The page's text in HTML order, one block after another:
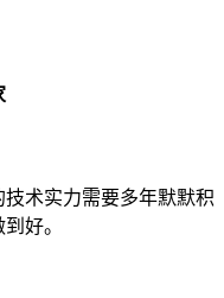
术实力需要多年默默积
好。